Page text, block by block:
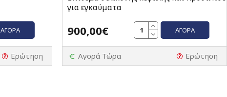
ΑΓΟΡΆ
Ερώτηση
για εγκαύματα
900,00€ ΑΓΟΡΆ
Αγορά Τώρα Ερώτηση